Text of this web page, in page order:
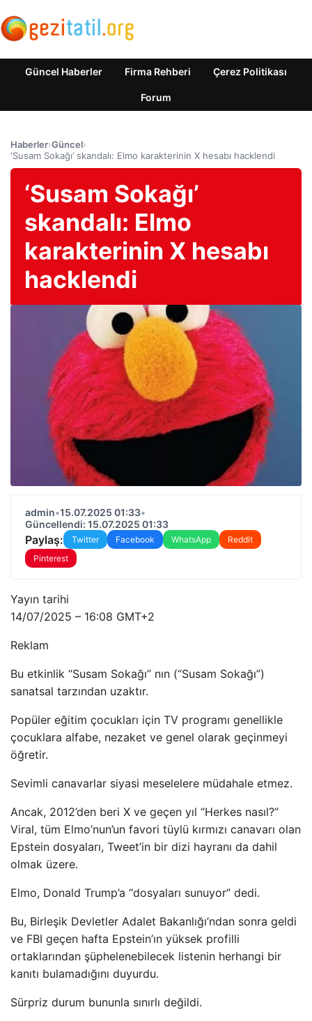
Güncel Haberler Firma Rehberi Çerez Politikası
Forum
Haberler›Güncel›
‘Susam Sokağı’ skandalı: Elmo karakterinin X hesabı hacklendi
‘Susam Sokağı’
skandalı: Elmo
karakterinin X hesabı
hacklendi
admin•15.07.2025 01:33•
Güncellendi: 15.07.2025 01:33
Paylaş: Twitter Facebook WhatsApp
Reddit
Pinterest
Yayın tarihi
14/07/2025 – 16:08 GMT+2
Reklam
Bu etkinlik “Susam Sokağı” nın (“Susam Sokağı”)
sanatsal tarzından uzaktır.
Popüler eğitim çocukları için TV programı genellikle
çocuklara alfabe, nezaket ve genel olarak geçinmeyi
öğretir.
Sevimli canavarlar siyasi meselelere müdahale etmez.
Ancak, 2012’den beri X ve geçen yıl “Herkes nasıl?”
Viral, tüm Elmo’nun’un favori tüylü kırmızı canavarı olan
Epstein dosyaları, Tweet’in bir dizi hayranı da dahil
olmak üzere.
Elmo, Donald Trump’a “dosyaları sunuyor” dedi.
Bu, Birleşik Devletler Adalet Bakanlığı’ndan sonra geldi
ve FBI geçen hafta Epstein’ın yüksek profilli
ortaklarından şüphelenebilecek listenin herhangi bir
kanıtı bulamadığını duyurdu.
Sürpriz durum bununla sınırlı değildi.